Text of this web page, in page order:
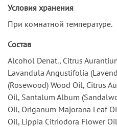
Условия хранения
При комнатной температуре.
Состав
Alcohol Denat., Citrus
Lavandula Angustifolia
(Rosewood) Wood Oil, Citrus
Oil, Santalum Album
Oil, Origanum Majorana Leaf
Oil, Lippia Citriodora Flower